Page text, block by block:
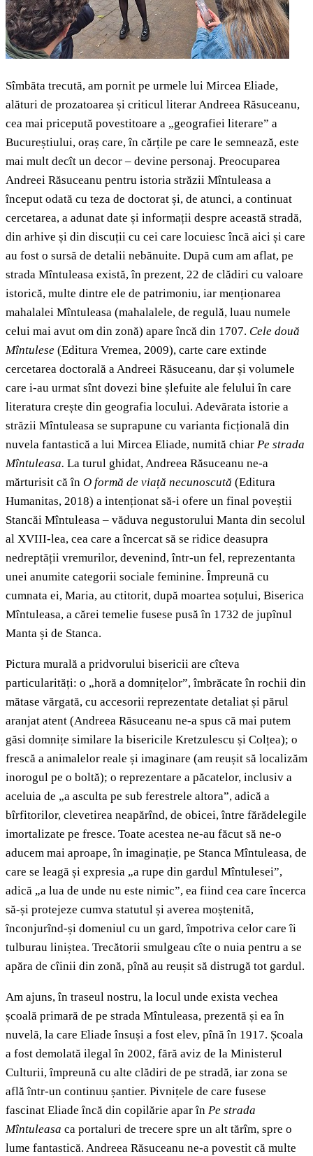
Sîmbăta trecută, am pornit pe urmele lui Mircea Eliade,
alături de prozatoarea și criticul literar Andreea Răsuceanu,
cea mai pricepută povestitoare a „geografiei literare” a
Bucureștiului, oraș care, în cărțile pe care le semnează, este
mai mult decît un decor – devine personaj. Preocuparea
Andreei Răsuceanu pentru istoria străzii Mîntuleasa a
început odată cu teza de doctorat și, de atunci, a continuat
cercetarea, a adunat date și informații despre această stradă,
din arhive și din discuții cu cei care locuiesc încă aici și care
au fost o sursă de detalii nebănuite. După cum am aflat, pe
strada Mîntuleasa există, în prezent, 22 de clădiri cu valoare
istorică, multe dintre ele de patrimoniu, iar menționarea
mahalalei Mîntuleasa (mahalalele, de regulă, luau numele
celui mai avut om din zonă) apare încă din 1707. Cele două
Mîntulese (Editura Vremea, 2009), carte care extinde
cercetarea doctorală a Andreei Răsuceanu, dar și volumele
care i-au urmat sînt dovezi bine șlefuite ale felului în care
literatura crește din geografia locului. Adevărata istorie a
străzii Mîntuleasa se suprapune cu varianta ficțională din
nuvela fantastică a lui Mircea Eliade, numită chiar Pe strada
Mîntuleasa. La turul ghidat, Andreea Răsuceanu ne-a
mărturisit că în O formă de viață necunoscută (Editura
Humanitas, 2018) a intenționat să-i ofere un final poveștii
Stancăi Mîntuleasa – văduva negustorului Manta din secolul
al XVIII-lea, cea care a încercat să se ridice deasupra
nedreptății vremurilor, devenind, într-un fel, reprezentanta
unei anumite categorii sociale feminine. Împreună cu
cumnata ei, Maria, au ctitorit, după moartea soțului, Biserica
Mîntuleasa, a cărei temelie fusese pusă în 1732 de jupînul
Manta și de Stanca.
Pictura murală a pridvorului bisericii are cîteva
particularități: o „horă a domnițelor”, îmbrăcate în rochii din
mătase vărgată, cu accesorii reprezentate detaliat și părul
aranjat atent (Andreea Răsuceanu ne-a spus că mai putem
găsi domnițe similare la bisericile Kretzulescu și Colțea); o
frescă a animalelor reale și imaginare (am reușit să localizăm
inorogul pe o boltă); o reprezentare a păcatelor, inclusiv a
aceluia de „a asculta pe sub ferestrele altora”, adică a
bîrfitorilor, clevetirea neapărînd, de obicei, între fărădelegile
imortalizate pe fresce. Toate acestea ne-au făcut să ne-o
aducem mai aproape, în imaginație, pe Stanca Mîntuleasa, de
care se leagă și expresia „a rupe din gardul Mîntulesei”,
adică „a lua de unde nu este nimic”, ea fiind cea care încerca
să-și protejeze cumva statutul și averea moștenită,
înconjurînd-și domeniul cu un gard, împotriva celor care îi
tulburau liniștea. Trecătorii smulgeau cîte o nuia pentru a se
apăra de cîinii din zonă, pînă au reușit să distrugă tot gardul.
Am ajuns, în traseul nostru, la locul unde exista vechea
școală primară de pe strada Mîntuleasa, prezentă și ea în
nuvelă, la care Eliade însuși a fost elev, pînă în 1917. Școala
a fost demolată ilegal în 2002, fără aviz de la Ministerul
Culturii, împreună cu alte clădiri de pe stradă, iar zona se
află într-un continuu șantier. Pivnițele de care fusese
fascinat Eliade încă din copilărie apar în Pe strada
Mîntuleasa ca portaluri de trecere spre un alt tărîm, spre o
lume fantastică. Andreea Răsuceanu ne-a povestit că multe